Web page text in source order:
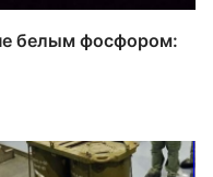
белым фосфором: